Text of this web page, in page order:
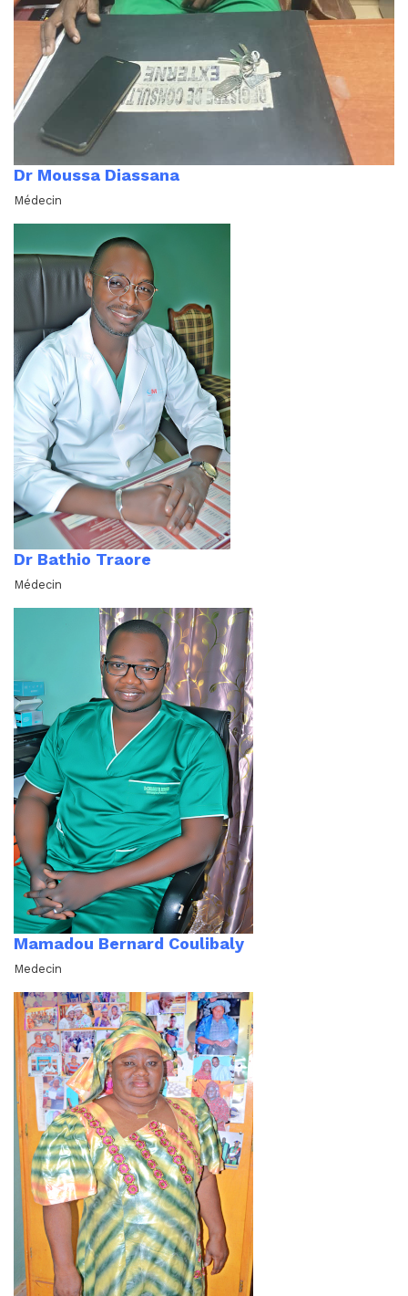
Dr Moussa Diassana
Médecin
Dr Bathio Traore
Médecin
Mamadou Bernard Coulibaly
Medecin